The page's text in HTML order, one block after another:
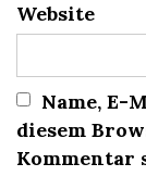
Website
Name, E-
diesem
Kommentar